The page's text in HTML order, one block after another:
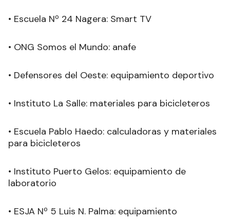
• Escuela Nº 24 Nagera: Smart TV
• ONG Somos el Mundo: anafe
• Defensores del Oeste: equipamiento deportivo
• Instituto La Salle: materiales para bicicleteros
• Escuela Pablo Haedo: calculadoras y materiales
para bicicleteros
• Instituto Puerto Gelos: equipamiento de
laboratorio
• ESJA Nº 5 Luis N. Palma: equipamiento